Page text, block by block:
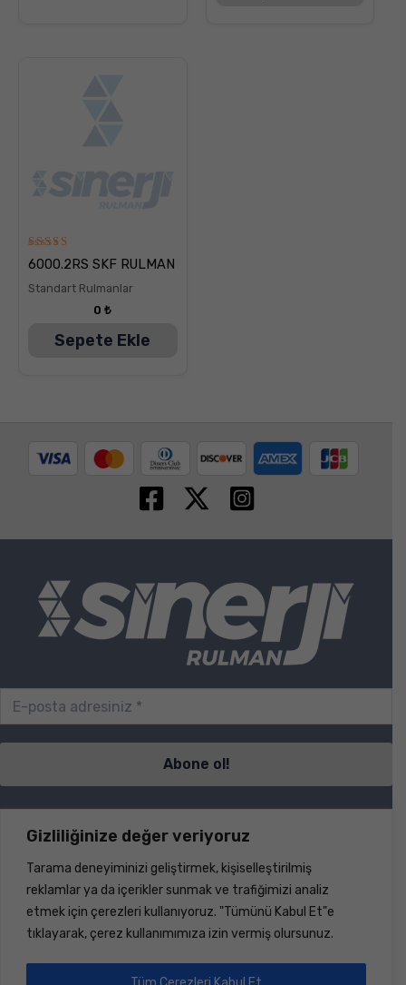
Gizliliğinize değer veriyoruz
Tarama deneyiminizi geliştirmek, kişiselleştirilmiş
reklamlar ya da içerikler sunmak ve trafiğimizi analiz
etmek için çerezleri kullanıyoruz. "Tümünü Kabul Et"e
tıklayarak, çerez kullanımımıza izin vermiş olursunuz.
5
üzerinden
oy aldı
6000.2RS SKF RULMAN
Standart Rulmanlar
0₺
Sepete Ekle
Sayfalar
S.S.S.
İletişim
Ürünler
Haberler
Hakkımızda